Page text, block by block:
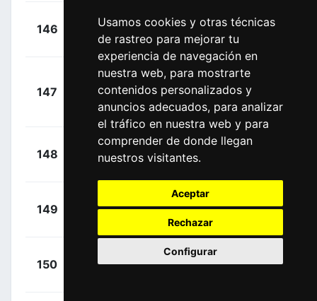
Usamos cookies y otras técnicas
de rastreo para mejorar tu
experiencia de navegación en
nuestra web, para mostrarte
contenidos personalizados y
anuncios adecuados, para analizar
el tráfico en nuestra web y para
comprender de donde llegan
nuestros visitantes.
Aceptar
Rechazar
Configurar
146
Tolio, Alex
BCS
+
00:01:57
147
González,
Roberto Carlos
(PAN)
TFT
00:01:57
148
Balmer,
Alexandre
TFT
+
149 BCS
150 XAT